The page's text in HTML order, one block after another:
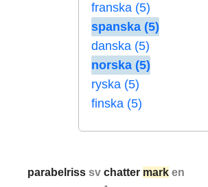
franska (5)
spanska (5)
danska (5)
norska (5)
ryska (5)
finska (5)
parabelrisssvchatter mark en